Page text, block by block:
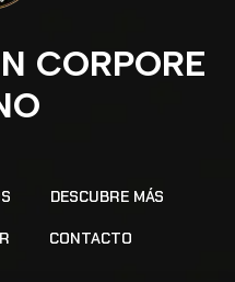
CORPORE
DESCUBRE MÁS
CONTACTO